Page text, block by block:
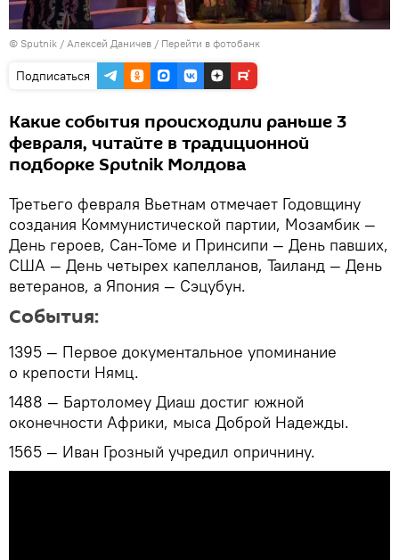
© Sputnik / Алексей Даничев / Перейти в фотобанк
Подписаться
Какие события происходили раньше 3
февраля, читайте в традиционной
подборке Sputnik Молдова
Третьего февраля Вьетнам отмечает Годовщину
создания Коммунистической партии, Мозамбик —
День героев, Сан-Томе и Принсипи — День павших,
США — День четырех капелланов, Таиланд — День
ветеранов, а Япония — Сэцубун.
События:
1395 — Первое документальное упоминание
о крепости Нямц.
1488 — Бартоломеу Диаш достиг южной
оконечности Африки, мыса Доброй Надежды.
1565 — Иван Грозный учредил опричнину.